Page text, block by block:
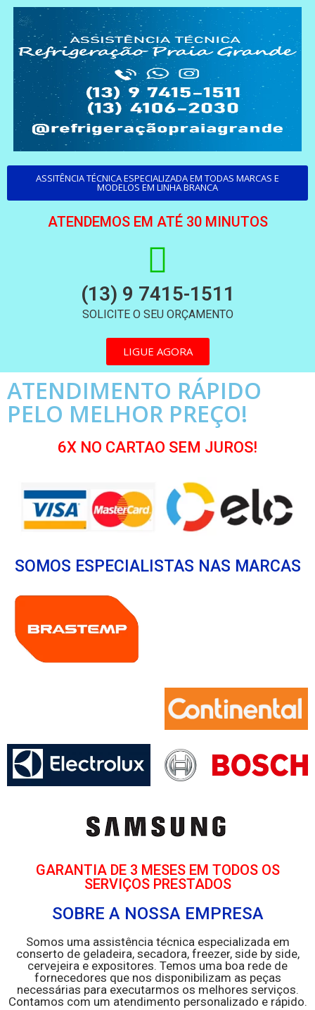
ASSITÊNCIA TÉCNICA ESPECIALIZADA EM TODAS MARCAS E
MODELOS EM LINHA BRANCA
ATENDEMOS EM ATÉ 30 MINUTOS
(13) 9 7415-1511
SOLICITE O SEU ORÇAMENTO
LIGUE AGORA
ATENDIMENTO RÁPIDO
PELO MELHOR PREÇO!
6X NO CARTAO SEM JUROS!
SOMOS ESPECIALISTAS NAS MARCAS
GARANTIA DE 3 MESES EM TODOS OS
SERVIÇOS PRESTADOS
SOBRE A NOSSA EMPRESA
Somos uma assistência técnica especializada em
conserto de geladeira, secadora, freezer, side by side,
cervejeira e expositores. Temos uma boa rede de
fornecedores que nos disponibilizam as peças
necessárias para executarmos os melhores serviços.
Contamos com um atendimento personalizado e rápido.